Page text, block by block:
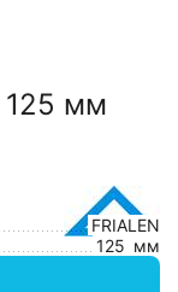
125 мм
FRIALEN
125 мм